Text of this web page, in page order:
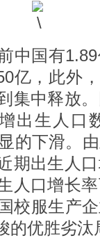
国有1.89
亿，此外
集中释放
出生人口
的下滑。
期出生人
人口增长
校服生产
的优胜劣汰